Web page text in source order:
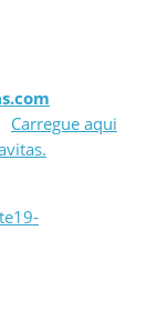
Carregue aqui